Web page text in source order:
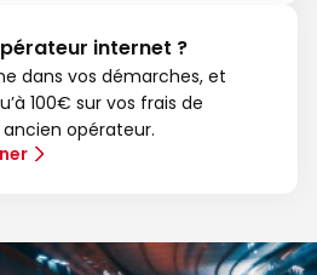
internet ?
dans vos démarches, et
100€ sur vos frais de
opérateur.